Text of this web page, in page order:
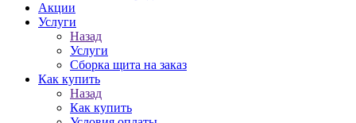
Акции
Услуги
Назад
Услуги
Сборка щита на заказ
Как купить
Назад
Как купить